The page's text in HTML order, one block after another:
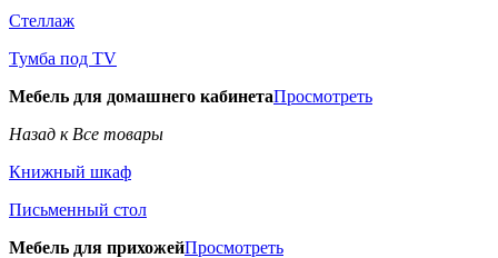
Стеллаж
Тумба под TV
Мебель для домашнего кабинетаПросмотреть
Назад к Все товары
Книжный шкаф
Письменный стол
Мебель для прихожейПросмотреть